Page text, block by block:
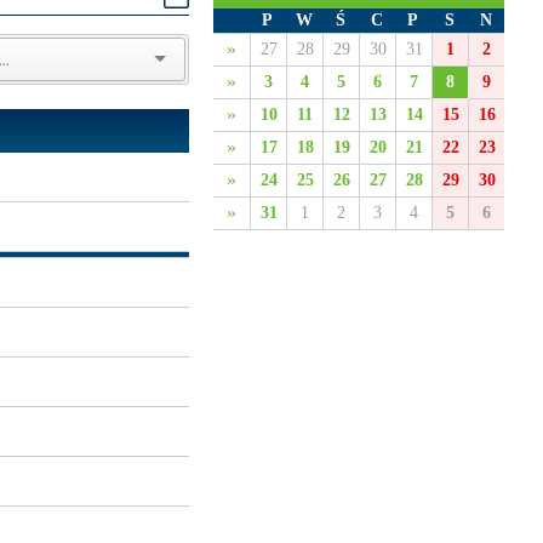
» 27 28 29 30 31 1 2
» 3 4 5 6 7 8 9
» 10 11 12 13 14 15 16
» 17 18 19 20 21 22 23
» 24 25 26 27 28 29 30
» 31 1 2 3 4 5 6
P W Ś C P S N